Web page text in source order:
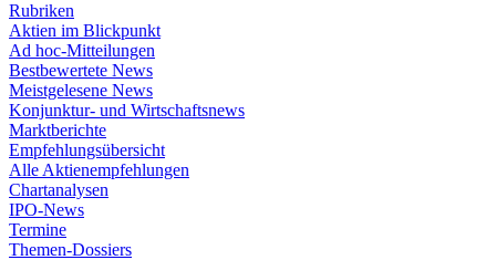
Rubriken
Aktien im Blickpunkt
Ad hoc-Mitteilungen
Bestbewertete News
Meistgelesene News
Konjunktur- und Wirtschaftsnews
Marktberichte
Empfehlungsübersicht
Alle Aktienempfehlungen
Chartanalysen
IPO-News
Termine
Themen-Dossiers